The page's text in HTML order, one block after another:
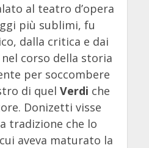
al teatro d’opera
più sublimi, fu
dalla critica e dai
corso della storia
per soccombere
di quel Verdi che
Donizetti visse
tradizione che lo
aveva maturato la